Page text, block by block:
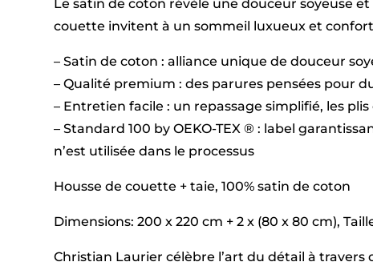
Le satin de coton révèle une douceur soyeuse
couette invitent à un sommeil luxueux et
– Satin de coton : alliance unique de douceur
– Qualité premium : des parures pensées pour
– Entretien facile : un repassage simplifié, les
– Standard 100 by OEKO-TEX ® : label
n’est utilisée dans le processus
Housse de couette + taie, 100% satin de coton
Dimensions: 200 x 220 cm + 2 x (80 x 80 cm),
Christian Laurier célèbre l’art du détail à